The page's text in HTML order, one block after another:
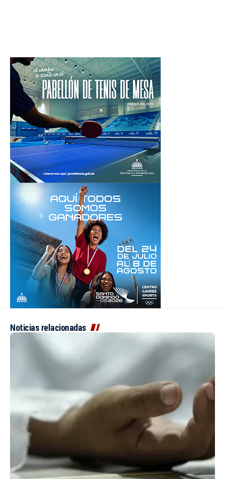
Noticias relacionadas